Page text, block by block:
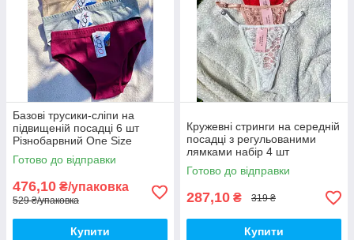
Базові трусики-сліпи на
підвищеній посадці 6 шт
Різнобарвний One Size
Готово до відправки
476,10 ₴/упаковка
529 ₴/упаковка
Купити
Кружевні стринги на середній
посадці з регульованими
лямками набір 4 шт
Готово до відправки
287,10 ₴ 319 ₴
Купити